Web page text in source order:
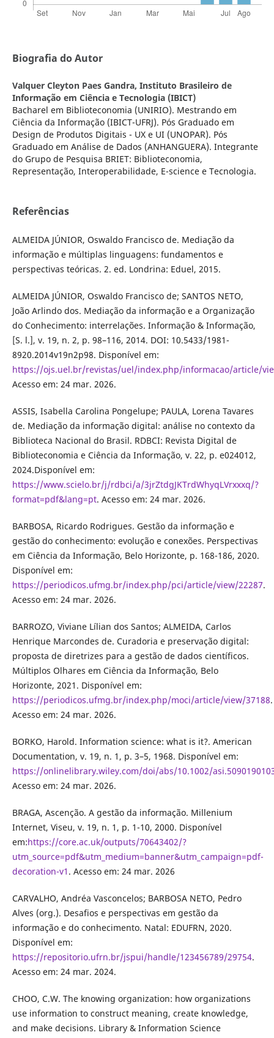
Biografia do Autor
Valquer Cleyton Paes Gandra, Instituto Brasileiro de
Informação em Ciência e Tecnologia (IBICT)
Bacharel em Biblioteconomia (UNIRIO). Mestrando em
Ciência da Informação (IBICT-UFRJ). Pós Graduado em
Design de Produtos Digitais - UX e UI (UNOPAR). Pós
Graduado em Análise de Dados (ANHANGUERA). Integrante
do Grupo de Pesquisa BRIET: Biblioteconomia,
Representação, Interoperabilidade, E-science e Tecnologia.
Referências
ALMEIDA JÚNIOR, Oswaldo Francisco de. Mediação da
informação e múltiplas linguagens: fundamentos e
perspectivas teóricas. 2. ed. Londrina: Eduel, 2015.
ALMEIDA JÚNIOR, Oswaldo Francisco de; SANTOS NETO,
João Arlindo dos. Mediação da informação e a Organização
do Conhecimento: interrelações. Informação & Informação,
[S. l.], v. 19, n. 2, p. 98–116, 2014. DOI: 10.5433/1981-
8920.2014v19n2p98. Disponível em:
https://ojs.uel.br/revistas/uel/index.php/informacao/article/
Acesso em: 24 mar. 2026.
ASSIS, Isabella Carolina Pongelupe; PAULA, Lorena Tavares
de. Mediação da informação digital: análise no contexto da
Biblioteca Nacional do Brasil. RDBCI: Revista Digital de
Biblioteconomia e Ciência da Informação, v. 22, p. e024012,
2024.Disponível em:
https://www.scielo.br/j/rdbci/a/3jrZtdgJKTrdWhyqLVrxxxq/?
format=pdf&lang=pt. Acesso em: 24 mar. 2026.
BARBOSA, Ricardo Rodrigues. Gestão da informação e
gestão do conhecimento: evolução e conexões. Perspectivas
em Ciência da Informação, Belo Horizonte, p. 168-186, 2020.
Disponível em:
https://periodicos.ufmg.br/index.php/pci/article/view/22287.
Acesso em: 24 mar. 2026.
BARROZO, Viviane Lílian dos Santos; ALMEIDA, Carlos
Henrique Marcondes de. Curadoria e preservação digital:
proposta de diretrizes para a gestão de dados científicos.
Múltiplos Olhares em Ciência da Informação, Belo
Horizonte, 2021. Disponível em:
https://periodicos.ufmg.br/index.php/moci/article/view/37188.
Acesso em: 24 mar. 2026.
BORKO, Harold. Information science: what is it?. American
Documentation, v. 19, n. 1, p. 3–5, 1968. Disponível em:
https://onlinelibrary.wiley.com/doi/abs/10.1002/
Acesso em: 24 mar. 2026.
BRAGA, Ascenção. A gestão da informação. Millenium
Internet, Viseu, v. 19, n. 1, p. 1-10, 2000. Disponível
em:https://core.ac.uk/outputs/70643402/?
utm_source=pdf&utm_medium=banner&utm_campaign=pdf-
decoration-v1 . Acesso em: 24 mar. 2026
CARVALHO, Andréa Vasconcelos; BARBOSA NETO, Pedro
Alves (org.). Desafios e perspectivas em gestão da
informação e do conhecimento. Natal: EDUFRN, 2020.
Disponível em:
https://repositorio.ufrn.br/jspui/handle/123456789/29754.
Acesso em: 24 mar. 2024.
CHOO, C.W. The knowing organization: how organizations
use information to construct meaning, create knowledge,
and make decisions. Library & Information Science